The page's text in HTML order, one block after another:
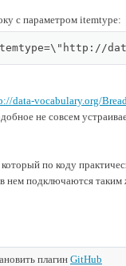
с параметром itemtype:
data-vocabulary.org/
не совсем
по коду
нем подключаются
плагин GitHub